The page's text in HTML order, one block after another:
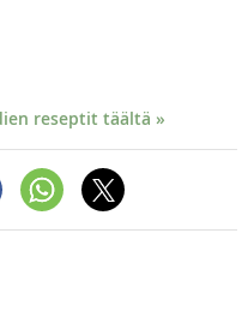
reseptit täältä »